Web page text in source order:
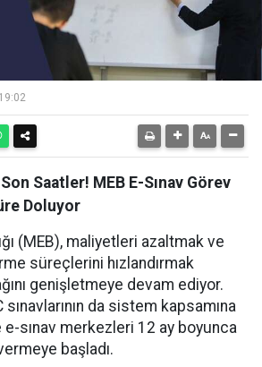
Saatler! MEB E-Sınav Görev
Doluyor
(MEB), maliyetleri azaltmak ve
süreçlerini hızlandırmak
genişletmeye devam ediyor.
da sistem kapsamına
e-sınav merkezleri 12 ay boyunca
başladı.